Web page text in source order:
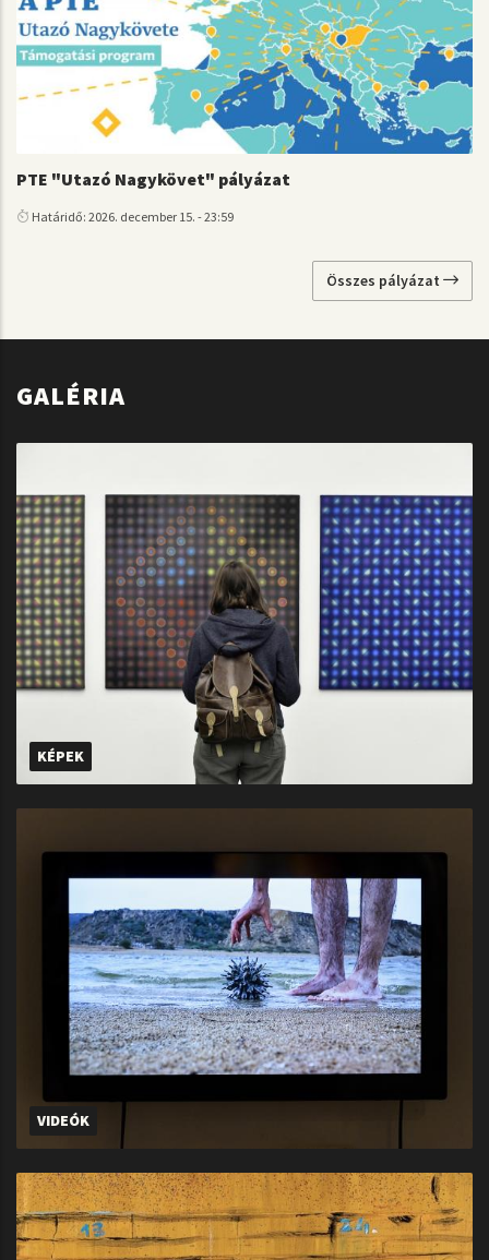
PTE "Utazó Nagykövet" pályázat
Határidő: 2026. december 15. - 23:59
Összes pályázat
GALÉRIA
KÉPEK
VIDEÓK